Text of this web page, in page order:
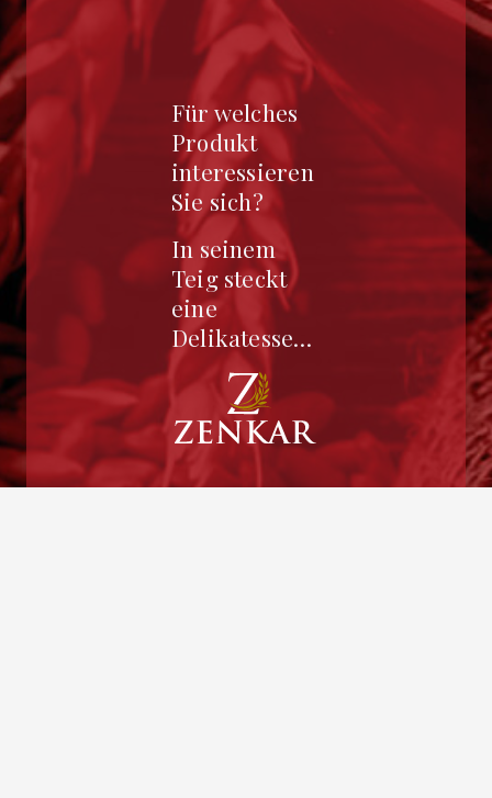
Für welches
Produkt
interessieren
Sie sich?
In seinem
Teig steckt
eine
Delikatesse…